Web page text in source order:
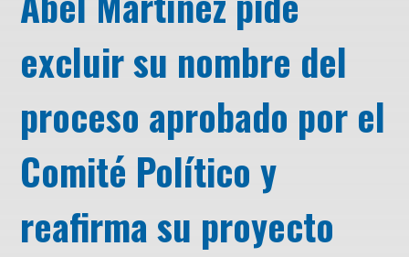
excluir su nombre del
proceso aprobado por el
Comité Político y
reafirma su proyecto